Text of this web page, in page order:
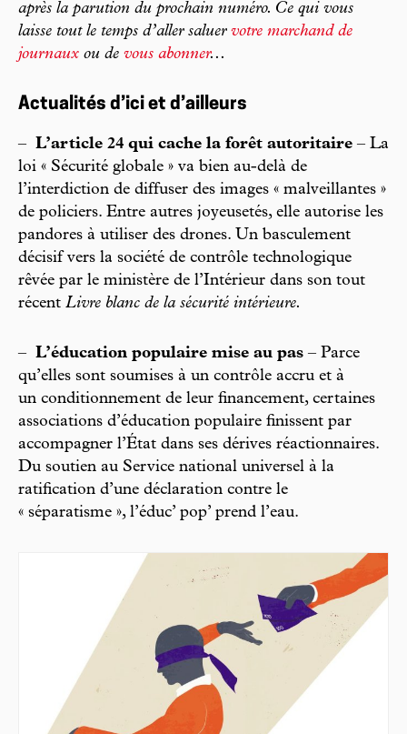
après la parution du prochain numéro. Ce qui vous
laisse tout le temps d’aller saluer votre marchand de
journaux ou de vous abonner...
Actualités d’ici et d’ailleurs
– L’article 24 qui cache la forêt autoritaire – La
loi « Sécurité globale » va bien au-delà de
l’interdiction de diffuser des images « malveillantes »
de policiers. Entre autres joyeusetés, elle autorise les
pandores à utiliser des drones. Un basculement
décisif vers la société de contrôle technologique
rêvée par le ministère de l’Intérieur dans son tout
récent Livre blanc de la sécurité intérieure.
– L’éducation populaire mise au pas – Parce
qu’elles sont soumises à un contrôle accru et à
un conditionnement de leur financement, certaines
associations d’éducation populaire finissent par
accompagner l’État dans ses dérives réactionnaires.
Du soutien au Service national universel à la
ratification d’une déclaration contre le
« séparatisme », l’éduc’ pop’ prend l’eau.